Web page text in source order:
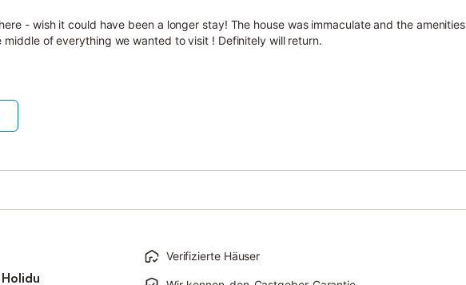
- wish it could have been a longer stay! The house was immaculate and the amenities
of everything we wanted to visit ! Definitely will return.
Verifizierte Häuser